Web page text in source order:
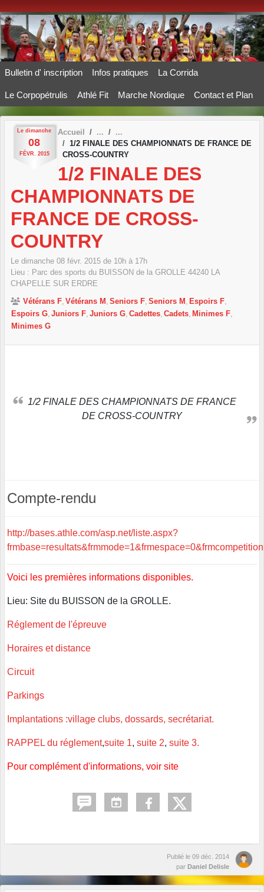
Bulletin d' inscription Infos pratiques La Corrida
Le Corpopétrulis Athlé Fit Marche Nordique Contact et Plan
Le dimanche
08
FÉVR. 2015
Accueil
1/2 FINALE DES CHAMPIONNATS DE FRANCE DE
CROSS-COUNTRY
1/2 FINALE DES
CHAMPIONNATS DE
FRANCE DE CROSS-
COUNTRY
Le dimanche 08 févr. 2015 de 10h à 17h
Lieu : Parc des sports du BUISSON de la GROLLE 44240 LA
CHAPELLE SUR ERDRE
Vétérans F Vétérans M Seniors F Seniors M
Espoirs F
Espoirs G Juniors F Juniors G Cadettes Cadets Minimes F
Minimes G
1/2 FINALE DES CHAMPIONNATS DE FRANCE
DE CROSS-COUNTRY
Compte-rendu
http://bases.athle.com/asp.net/liste.aspx?
Voici les premières informations disponibles.
Lieu: Site du BUISSON de la GROLLE.
Réglement de l'épreuve
Horaires et distance
Circuit
Parkings
Implantations :village clubs, dossards, secrétariat.
RAPPEL du réglement,suite 1, suite 2, suite 3.
Pour complément d'informations, voir site
Publié le 09 déc. 2014
par Daniel Delisle